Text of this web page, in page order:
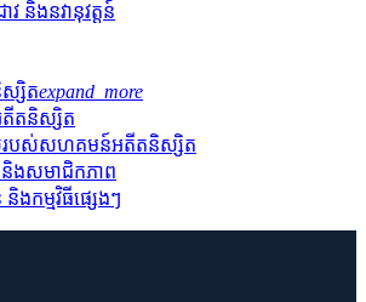
ាវ និងនវានុវត្តន៍
សិតexpand_more
តនិស្សិត
របស់សហគមន៍អតីតនិស្សិត
ងសមាជិកភាព
កម្មវិធីផ្សេងៗ